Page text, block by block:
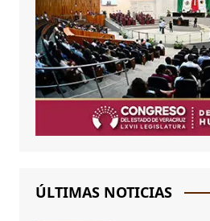
ÚLTIMAS NOTICIAS